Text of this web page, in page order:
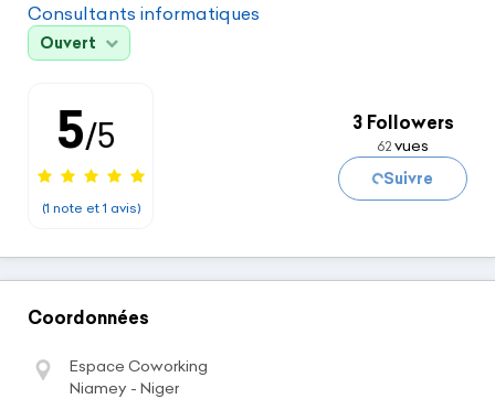
Consultants informatiques
Ouvert
5/5
(1 note et 1 avis)
3 Followers
62 vues
Chargement...
Suivre
Coordonnées
Espace Coworking
Niamey - Niger